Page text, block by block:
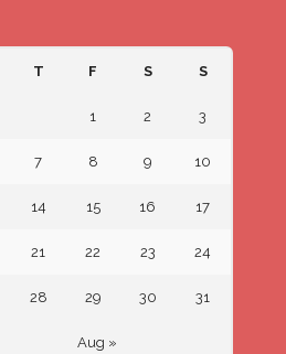
T F S S
Aug »
1 2 3
7 8 9 10
14 15 16 17
21 22 23 24
28 29 30 31